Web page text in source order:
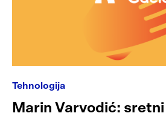
Tehnologija
Marin Varvodić: